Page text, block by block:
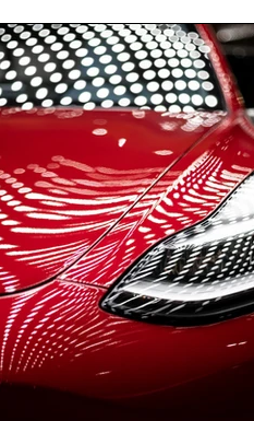
IT og Teknik Ungdom